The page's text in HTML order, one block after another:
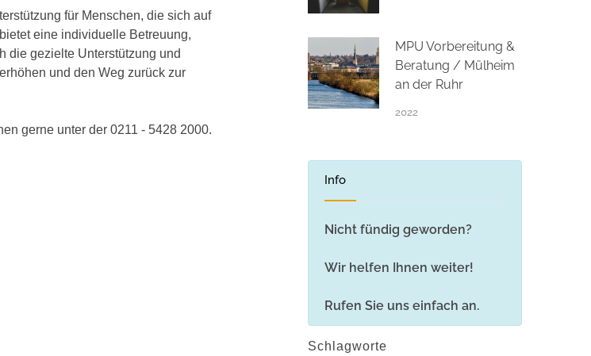
für Menschen, die sich auf
eine individuelle Betreuung,
die gezielte Unterstützung und
und den Weg zurück zur
gerne unter der 0211 - 5428 2000.
MPU Vorbereitung &
Beratung / Mülheim
an der Ruhr
2022
Info
Nicht fündig geworden?
Wir helfen Ihnen weiter!
Rufen Sie uns einfach an.
Schlagworte